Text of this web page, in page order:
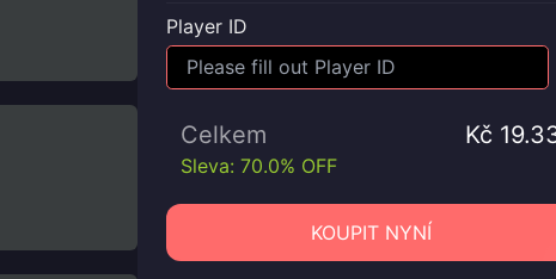
Player ID
Celkem Kč
Sleva: 70.0% OFF
KOUPIT NYNÍ